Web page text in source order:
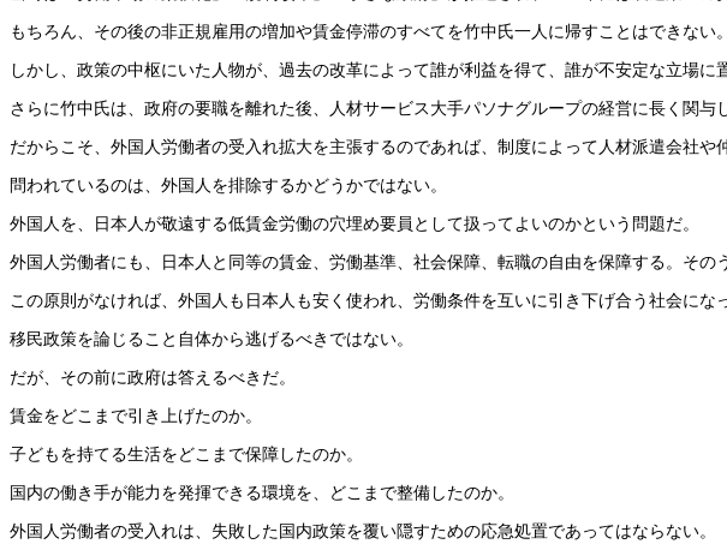
もちろん、その後の非正規雇用の増加や賃金停滞のすべてを竹中氏一人に帰すことはできな
しかし、政策の中枢にいた人物が、過去の改革によって誰が利益を得て、誰が不安定な立場
さらに竹中氏は、政府の要職を離れた後、人材サービス大手パソナグループの経営に長く関与
だからこそ、外国人労働者の受入れ拡大を主張するのであれば、制度によって人材派遣会社
問われているのは、外国人を排除するかどうかではない。
外国人を、日本人が敬遠する低賃金労働の穴埋め要員として扱ってよいのかという問題だ。
外国人労働者にも、日本人と同等の賃金、労働基準、社会保障、転職の自由を保障する。そ
この原則がなければ、外国人も日本人も安く使われ、労働条件を互いに引き下げ合う社会にな
移民政策を論じること自体から逃げるべきではない。
だが、その前に政府は答えるべきだ。
賃金をどこまで引き上げたのか。
子どもを持てる生活をどこまで保障したのか。
国内の働き手が能力を発揮できる環境を、どこまで整備したのか。
外国人労働者の受入れは、失敗した国内政策を覆い隠すための応急処置であってはならない。